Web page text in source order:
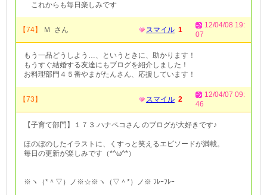
これからも毎日楽しみです
【74】 Ｍ さん スマイル 1
12/04/08 19:
07
もう一品どうしよう…、というときに、助かります！
もうすぐ結婚する友達にもブログを紹介しました！
お料理部門４５番やまがたんさん、応援しています！
【73】 スマイル 2
12/04/07 09:
46
【子育て部門】１７３.ハナペコさん のブログが大好きです♪
ほのぼのしたイラストに、くすっと笑えるエピソードが満載。
毎日の更新が楽しみです（*^ω^*）
※ヽ（*＾▽）ノ※☆※ヽ（▽＾*）ノ※ ﾌﾚｰﾌﾚｰ